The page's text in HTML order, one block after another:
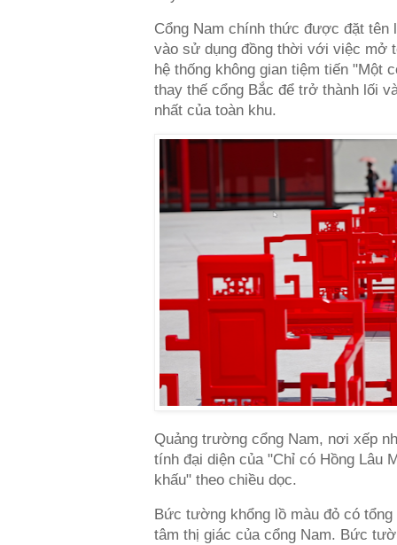
Cổng Nam chính thức được đặt tên
vào sử dụng đồng thời với việc mở
hệ thống không gian tiệm tiến "Một
thay thế cổng Bắc để trở thành lối
nhất của toàn khu.
Quảng trường cổng Nam, nơi xếp
tính đại diện của "Chỉ có Hồng Lâu
khấu" theo chiều dọc.
Bức tường khổng lồ màu đỏ có
tâm thị giác của cổng Nam. Bức